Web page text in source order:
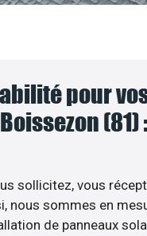
pour
sollicitez, vous
nous sommes en
de panneaux